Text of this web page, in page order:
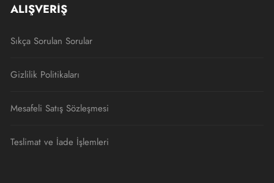
ALIŞVERIŞ
Sıkça Sorulan Sorular
Gizlilik Politikaları
Mesafeli Satış Sözleşmesi
Teslimat ve İade İşlemleri